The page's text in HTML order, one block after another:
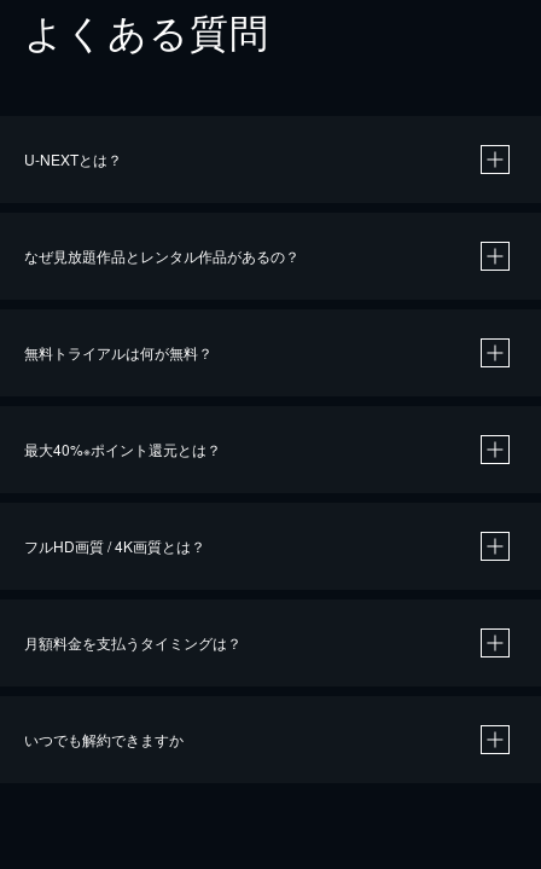
よくある質問
U-NEXTとは？
なぜ見放題作品とレンタル作品があるの？
無料トライアルは何が無料？
最大40%※ポイント還元とは？
※40％ポイント還元の対象は、クレジットカード決済による作品の購入 / レンタルです。
iOSアプリのUコイン決済による作品の購入 / レンタルは、20％のポイント還元です。
フルHD画質 / 4K画質とは？
月額料金を支払うタイミングは？
いつでも解約できますか